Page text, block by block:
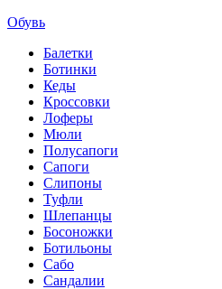
Обувь
Балетки
Ботинки
Кеды
Кроссовки
Лоферы
Мюли
Полусапоги
Сапоги
Слипоны
Туфли
Шлепанцы
Босоножки
Ботильоны
Сабо
Сандалии